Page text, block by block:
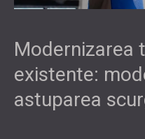
Modernizarea
existente:
astuparea